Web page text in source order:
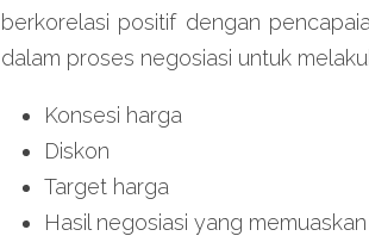
berkorelasi positif dengan
dalam proses negosiasi untuk
Konsesi harga
Diskon
Target harga
Hasil negosiasi yang memuaskan